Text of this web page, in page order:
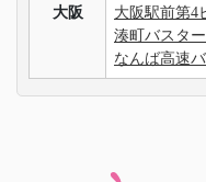
大阪
大阪駅前第4
湊町バスター
なんば高速